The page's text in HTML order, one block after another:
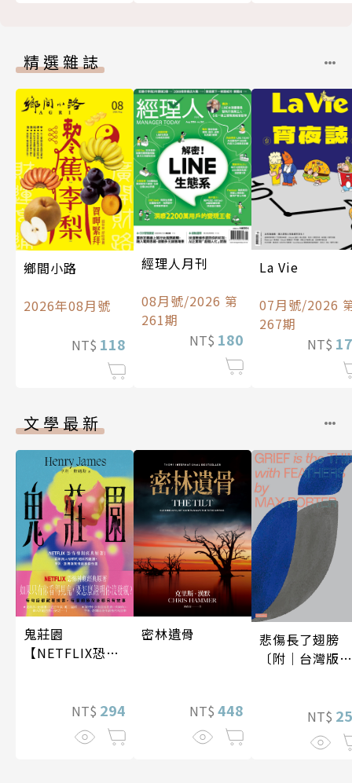
精選雜誌
鄉間小路
2026年08月號
NT$ 118
經理人月刊
08月號/2026 第
261期
NT$ 180
La Vie
07月號/2026
267期
NT$
文學最新
鬼莊園
【NETFLIX恐怖
NT$ 294
密林遺骨
NT$ 448
悲傷長了翅膀
〔附｜台灣版獨
NT$